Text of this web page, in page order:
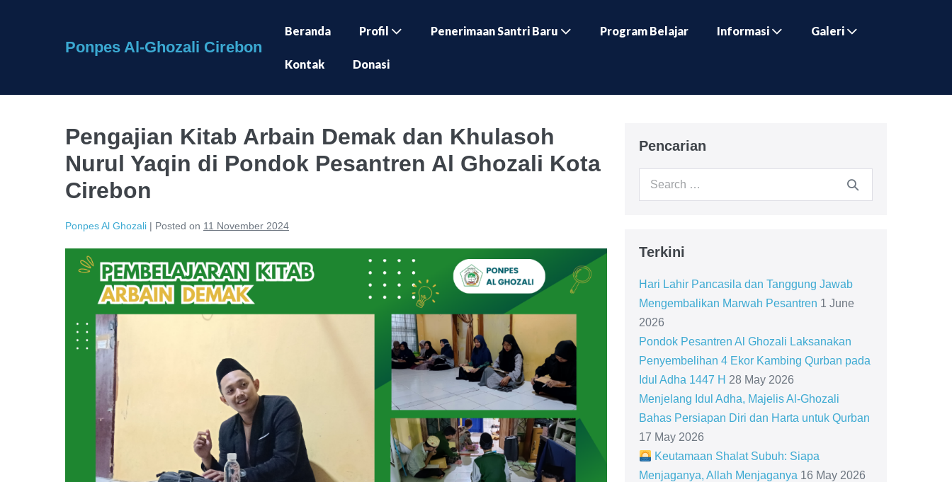
Ponpes Al-Ghozali Cirebon
Beranda Profil Penerimaan Santri Baru Program Belajar Informasi Galeri
Kontak Donasi
Pengajian Kitab Arbain Demak dan Khulasoh
Nurul Yaqin di Pondok Pesantren Al Ghozali Kota
Cirebon
Ponpes Al Ghozali | Posted on 11 November 2024
Pencarian
Search
Terkini
Hari Lahir Pancasila dan Tanggung Jawab
Mengembalikan Marwah Pesantren 1 June
2026
Pondok Pesantren Al Ghozali Laksanakan
Penyembelihan 4 Ekor Kambing Qurban pada
Idul Adha 1447 H 28 May 2026
Menjelang Idul Adha, Majelis Al-Ghozali
Bahas Persiapan Diri dan Harta untuk Qurban
17 May 2026
Keutamaan Shalat Subuh: Siapa
Menjaganya, Allah Menjaganya 16 May 2026